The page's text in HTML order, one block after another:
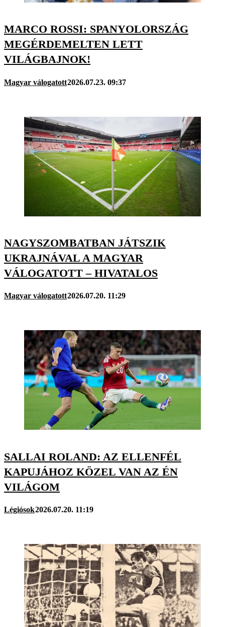
MARCO ROSSI: SPANYOLORSZÁG
MEGÉRDEMELTEN LETT
VILÁGBAJNOK!
Magyar válogatott2026.07.23. 09:37
NAGYSZOMBATBAN JÁTSZIK
UKRAJNÁVAL A MAGYAR
VÁLOGATOTT – HIVATALOS
Magyar válogatott2026.07.20. 11:29
SALLAI ROLAND: AZ ELLENFÉL
KAPUJÁHOZ KÖZEL VAN AZ ÉN
VILÁGOM
Légiósok2026.07.20. 11:19